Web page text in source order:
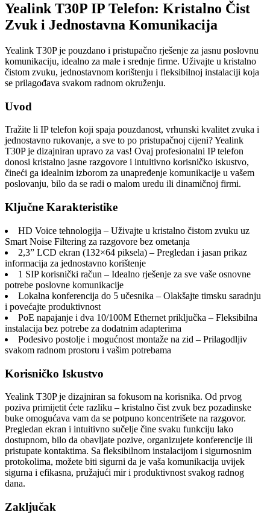
Yealink T30P IP Telefon: Kristalno Čist
Zvuk i Jednostavna Komunikacija
Yealink T30P je pouzdano i pristupačno rješenje za jasnu poslovnu
komunikaciju, idealno za male i srednje firme. Uživajte u kristalno
čistom zvuku, jednostavnom korištenju i fleksibilnoj instalaciji koja
se prilagođava svakom radnom okruženju.
Uvod
Tražite li IP telefon koji spaja pouzdanost, vrhunski kvalitet zvuka i
jednostavno rukovanje, a sve to po pristupačnoj cijeni? Yealink
T30P je dizajniran upravo za vas! Ovaj profesionalni IP telefon
donosi kristalno jasne razgovore i intuitivno korisničko iskustvo,
čineći ga idealnim izborom za unapređenje komunikacije u vašem
poslovanju, bilo da se radi o malom uredu ili dinamičnoj firmi.
Ključne Karakteristike
HD Voice tehnologija – Uživajte u kristalno čistom zvuku uz
Smart Noise Filtering za razgovore bez ometanja
2,3” LCD ekran (132×64 piksela) – Pregledan i jasan prikaz
informacija za jednostavno korištenje
1 SIP korisnički račun – Idealno rješenje za sve vaše osnovne
potrebe poslovne komunikacije
Lokalna konferencija do 5 učesnika – Olakšajte timsku saradnju
i povećajte produktivnost
PoE napajanje i dva 10/100M Ethernet priključka – Fleksibilna
instalacija bez potrebe za dodatnim adapterima
Podesivo postolje i mogućnost montaže na zid – Prilagodljiv
svakom radnom prostoru i vašim potrebama
Korisničko Iskustvo
Yealink T30P je dizajniran sa fokusom na korisnika. Od prvog
poziva primijetit ćete razliku – kristalno čist zvuk bez pozadinske
buke omogućava vam da se potpuno koncentrišete na razgovor.
Pregledan ekran i intuitivno sučelje čine svaku funkciju lako
dostupnom, bilo da obavljate pozive, organizujete konferencije ili
pristupate kontaktima. Sa fleksibilnom instalacijom i sigurnosnim
protokolima, možete biti sigurni da je vaša komunikacija uvijek
sigurna i efikasna, pružajući mir i produktivnost svakog radnog
dana.
Zaključak